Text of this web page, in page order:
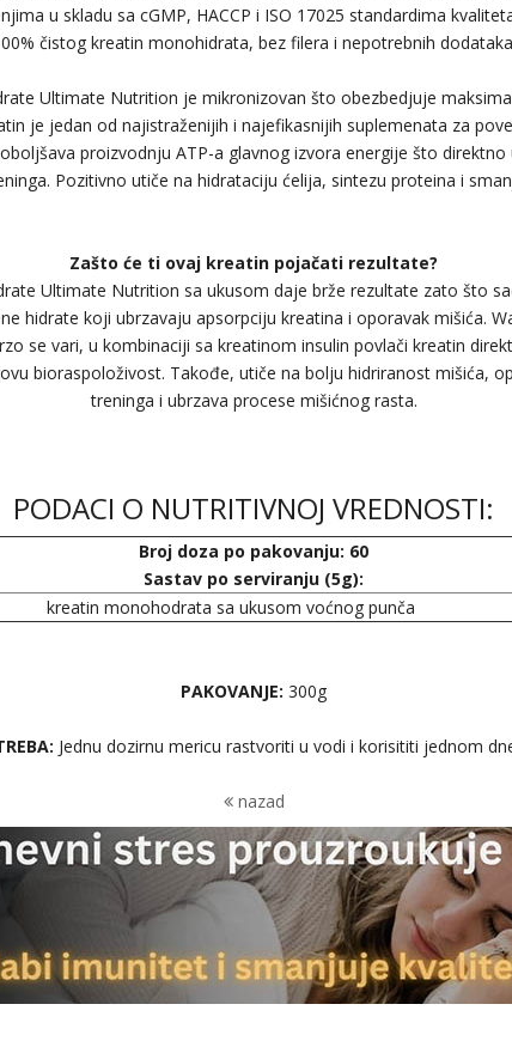
u skladu sa cGMP, HACCP i ISO 17025 standardima
čistog kreatin monohidrata, bez filera i nepotrebnih
Ultimate Nutrition je mikronizovan što obezbedjuje
je jedan od najistraženijih i najefikasnijih suplemenata za
proizvodnju ATP-a glavnog izvora energije što
Pozitivno utiče na hidrataciju ćelija, sintezu proteina i
Zašto će ti ovaj kreatin pojačati rezultate?
Ultimate Nutrition sa ukusom daje brže rezultate zato što
hidrate koji ubrzavaju apsorpciju kreatina i oporavak mišića.
se vari, u kombinaciji sa kreatinom insulin povlači kreatin
bioraspoloživost. Takođe, utiče na bolju hidriranost mišića,
treninga i ubrzava procese mišićnog rasta.
PODACI O NUTRITIVNOJ VREDNOSTI:
Broj doza po pakovanju: 60
Sastav po serviranju (5g):
kreatin monohodrata sa ukusom voćnog punča
PAKOVANJE: 300g
Jednu dozirnu mericu rastvoriti u vodi i korisititi jednom
nazad